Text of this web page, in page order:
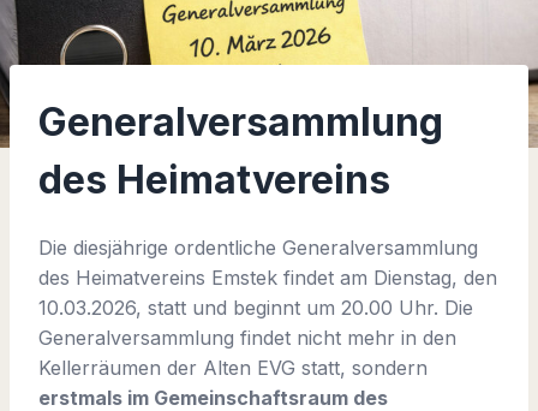
Generalversammlung
des Heimatvereins
Die diesjährige ordentliche Generalversammlung
des Heimatvereins Emstek findet am Dienstag, den
10.03.2026, statt und beginnt um 20.00 Uhr. Die
Generalversammlung findet nicht mehr in den
Kellerräumen der Alten EVG statt, sondern
erstmals im Gemeinschaftsraum des